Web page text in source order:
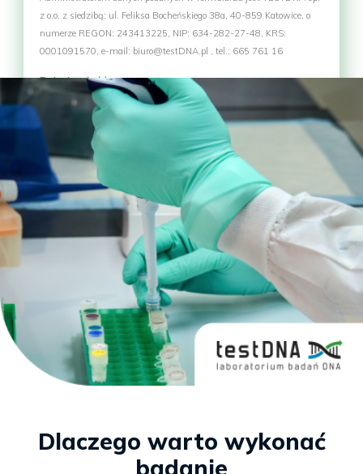
z o.o. z siedzibą: ul. Feliksa Bocheńskiego 38a, 40-859 Katowice, o
numerze REGON: 243413225, NIP: 634-282-27-48, KRS:
0001091570, e-mail: biuro@testDNA.pl , tel.: 665 761 16
Pokaż całość >>
Dlaczego warto wykonać
badanie